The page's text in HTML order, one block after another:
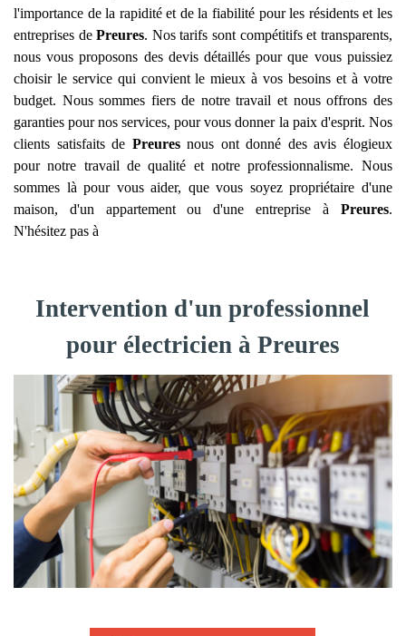
l'importance de la rapidité et de la fiabilité pour les résidents et les
entreprises dePreures. Nos tarifs sont compétitifs et transparents,
nous vous proposons des devis détaillés pour que vous puissiez
choisir le service qui convient le mieux à vos besoins et à votre
budget. Nous sommes fiers de notre travail et nous offrons des
garanties pour nos services, pour vous donner la paix d'esprit. Nos
clients satisfaits de Preuresnous ont donné des avis élogieux
pour notre travail de qualité et notre professionnalisme. Nous
sommes là pour vous aider, que vous soyez propriétaire d'une
maison, d'un appartement ou d'une entreprise à Preures.
N'hésitez pas à
Intervention d'un professionnel
pour électricien à Preures